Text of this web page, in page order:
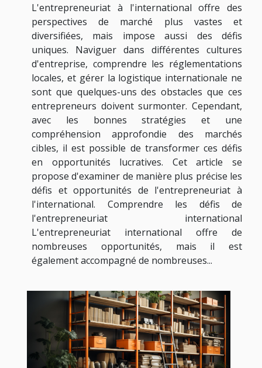
L'entrepreneuriat à l'international offre des
perspectives de marché plus vastes et
diversifiées, mais impose aussi des défis
uniques. Naviguer dans différentes cultures
d'entreprise, comprendre les réglementations
locales, et gérer la logistique internationale ne
sont que quelques-uns des obstacles que ces
entrepreneurs doivent surmonter. Cependant,
avec les bonnes stratégies et une
compréhension approfondie des marchés
cibles, il est possible de transformer ces défis
en opportunités lucratives. Cet article se
propose d'examiner de manière plus précise les
défis et opportunités de l'entrepreneuriat à
l'international. Comprendre les défis de
l'entrepreneuriat international
L'entrepreneuriat international offre de
nombreuses opportunités, mais il est
également accompagné de nombreuses...